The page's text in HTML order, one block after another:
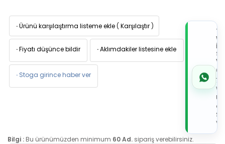
·Ürünü karşılaştırma listeme ekle ( Karşılaştır )
·Fiyatı düşünce bildir ·Aklımdakiler listesine ekle
· Stoga girince haber ver
İLE
de
Bilgi : Bu ürünümüzden minimum 60 Ad. sipariş verebilirsiniz.